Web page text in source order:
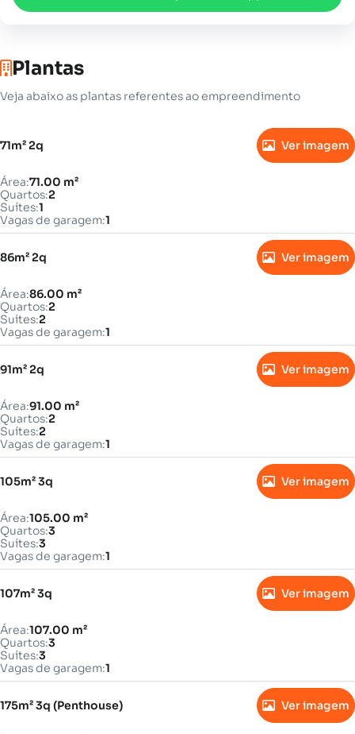
Plantas
Veja abaixo as plantas referentes ao empreendimento
71m² 2q Ver imagem
Área:71.00 m²
Quartos:2
Suítes:1
Vagas de garagem:1
86m² 2q Ver imagem
Área:86.00 m²
Quartos:2
Suítes:2
Vagas de garagem:1
91m² 2q Ver imagem
Área:91.00 m²
Quartos:2
Suítes:2
Vagas de garagem:1
105m² 3q Ver imagem
Área:105.00 m²
Quartos:3
Suítes:3
Vagas de garagem:1
107m² 3q Ver imagem
Área:107.00 m²
Quartos:3
Suítes:3
Vagas de garagem:1
175m² 3q (Penthouse) Ver imagem